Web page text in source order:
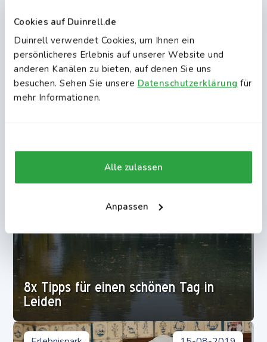
Cookies auf Duinrell.de
Duinrell verwendet Cookies, um Ihnen ein
persönlicheres Erlebnis auf unserer Website und
anderen Kanälen zu bieten, auf denen Sie uns
besuchen. Sehen Sie unsere Datenschutzerklärung für
mehr Informationen.
Alle zulassen
Anpassen
8x Tipps für einen schönen Tag in
Leiden